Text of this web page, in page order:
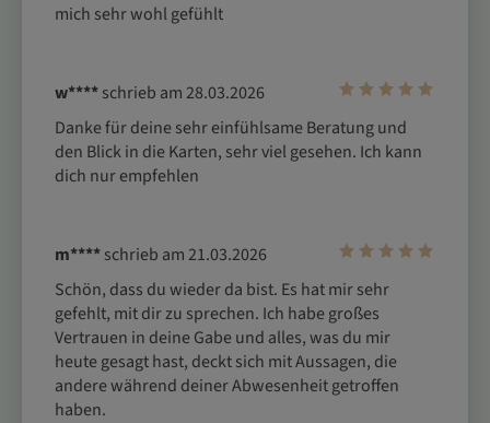
mich sehr wohl gefühlt
w****schrieb am 28.03.2026
Danke für deine sehr einfühlsame Beratung und
den Blick in die Karten, sehr viel gesehen. Ich kann
dich nur empfehlen
m****schrieb am 21.03.2026
Schön, dass du wieder da bist. Es hat mir sehr
gefehlt, mit dir zu sprechen. Ich habe großes
Vertrauen in deine Gabe und alles, was du mir
heute gesagt hast, deckt sich mit Aussagen, die
andere während deiner Abwesenheit getroffen
haben.